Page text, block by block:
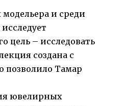
и среди
цель – исследовать
создана с
позволило Тамар
ювелирных